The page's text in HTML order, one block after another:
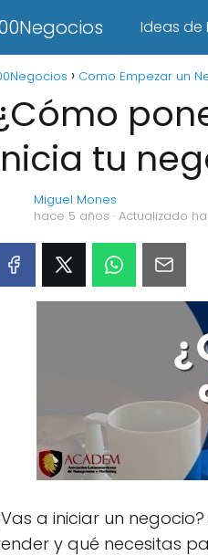
Ideas de
Como Empezar un
tu
Miguel Mones
hace 5 años · Actualizado
a iniciar un
y qué necesitas